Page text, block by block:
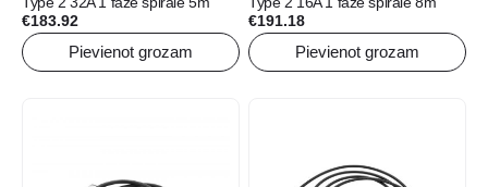
€183.92
Pievienot grozam
€191.18
Pievienot grozam